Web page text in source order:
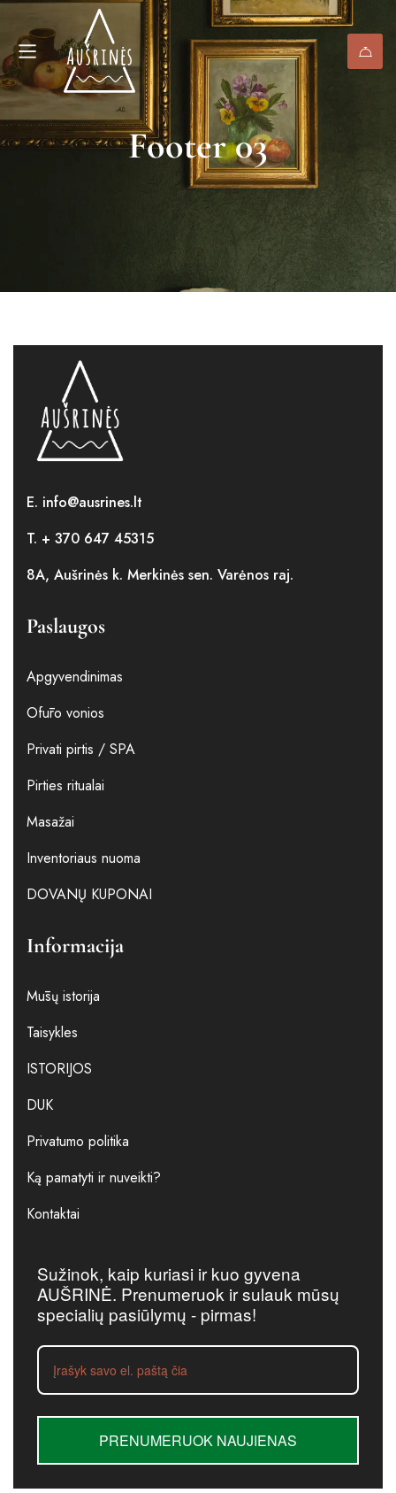
Footer 03
E. info@ausrines.lt
T. + 370 647 45315
8A, Aušrinės k. Merkinės sen. Varėnos raj.
Paslaugos
Apgyvendinimas
Ofūro vonios
Privati pirtis / SPA
Pirties ritualai
Masažai
Inventoriaus nuoma
DOVANŲ KUPONAI
Informacija
Mūsų istorija
Taisykles
ISTORIJOS
DUK
Privatumo politika
Ką pamatyti ir nuveikti?
Kontaktai
Sužinok, kaip kuriasi ir kuo gyvena
AUŠRINĖ. Prenumeruok ir sulauk mūsų
specialių pasiūlymų - pirmas!
PRENUMERUOK NAUJIENAS